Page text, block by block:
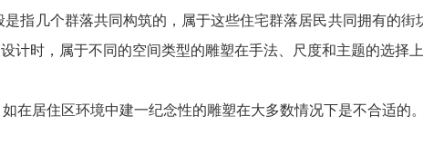
指几个群落共同构筑的，属于这些住宅群落居民共同拥有的
时，属于不同的空间类型的雕塑在手法、尺度和主题的选择
在居住区环境中建一纪念性的雕塑在大多数情况下是不合适的